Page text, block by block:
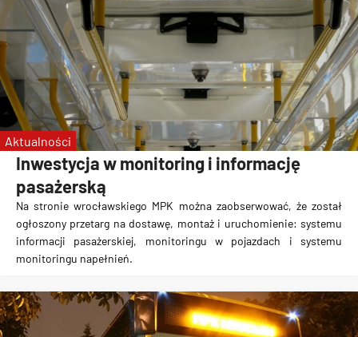
Inwestycja w monitoring i informację
pasażerską
Na stronie wrocławskiego MPK można zaobserwować, że został
ogłoszony przetarg na dostawę, montaż i uruchomienie: systemu
informacji pasażerskiej, monitoringu w pojazdach i systemu
monitoringu napełnień.
Aktualności